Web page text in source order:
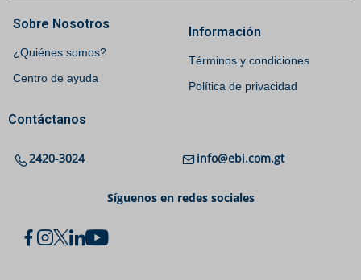
Sobre Nosotros
¿Quiénes somos?
Centro de ayuda
Información
Términos y condiciones
Política de privacidad
Contáctanos
2420-3024 info@ebi.com.gt
Síguenos en redes sociales